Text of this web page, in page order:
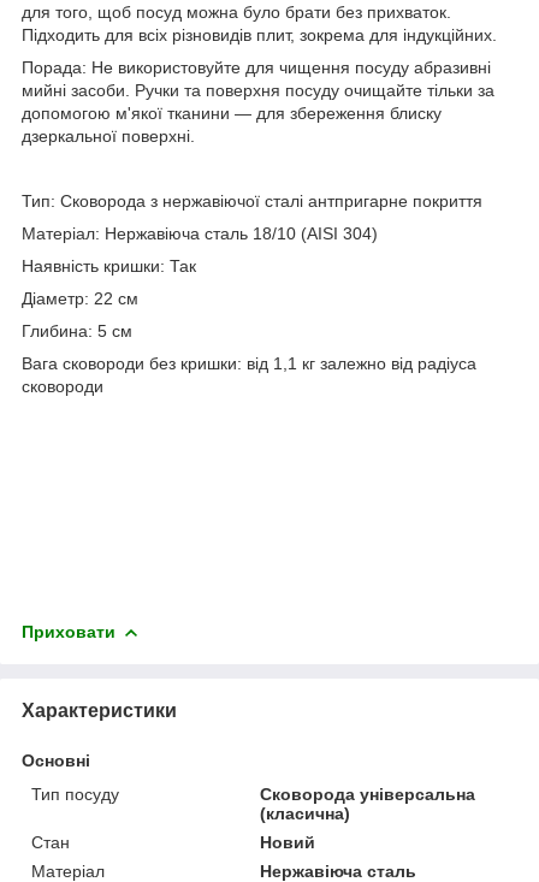
для того, щоб посуд можна було брати без прихваток.
Підходить для всіх різновидів плит, зокрема для індукційних.
Порада: Не використовуйте для чищення посуду абразивні
мийні засоби. Ручки та поверхня посуду очищайте тільки за
допомогою м'якої тканини — для збереження блиску
дзеркальної поверхні.
Тип: Сковорода з нержавіючої сталі антпригарне покриття
Матеріал: Нержавіюча сталь 18/10 (AISI 304)
Наявність кришки: Так
Діаметр: 22 см
Глибина: 5 см
Вага сковороди без кришки: від 1,1 кг залежно від радіуса
сковороди
Приховати
Характеристики
Основні
Тип посуду
Сковорода універсальна
(класична)
Стан
Новий
Матеріал
Нержавіюча сталь